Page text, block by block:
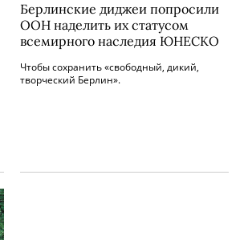
Берлинские диджеи попросили
ООН наделить их статусом
всемирного наследия ЮНЕСКО
Чтобы сохранить «свободный, дикий,
творческий Берлин».